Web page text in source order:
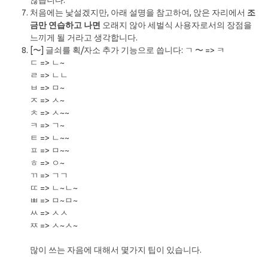
처음에는 낯설겠지만, 아래 설명을 참고하여, 앉은 자리에서 조
금만 연습하고 나면 오래지 않아 세벌식 사용자로서의 장점을
느끼게 될 거라고 생각합니다.
[〜] 글쇠를 획/자소 추가 기능으로 씁니다: ㄱ 〜 => ㅋ
ㄷ => ㄴ~
ㄹ => ㄴㄴ
ㅂ => ㅁ~
ㅈ => ㅅ~
ㅊ => ㅅ~~
ㅋ => ㄱ~
ㅌ => ㄴ~~
ㅍ => ㅁ~~
ㅎ => ㅇ~
ㄲ => ㄱㄱ
ㄸ => ㄴ~ㄴ~
ㅃ => ㅁ~ㅁ~
ㅆ => ㅅㅅ
ㅉ => ㅅ~ㅅ~
많이 쓰는 자음에 대해서 몇가지 팁이 있습니다.